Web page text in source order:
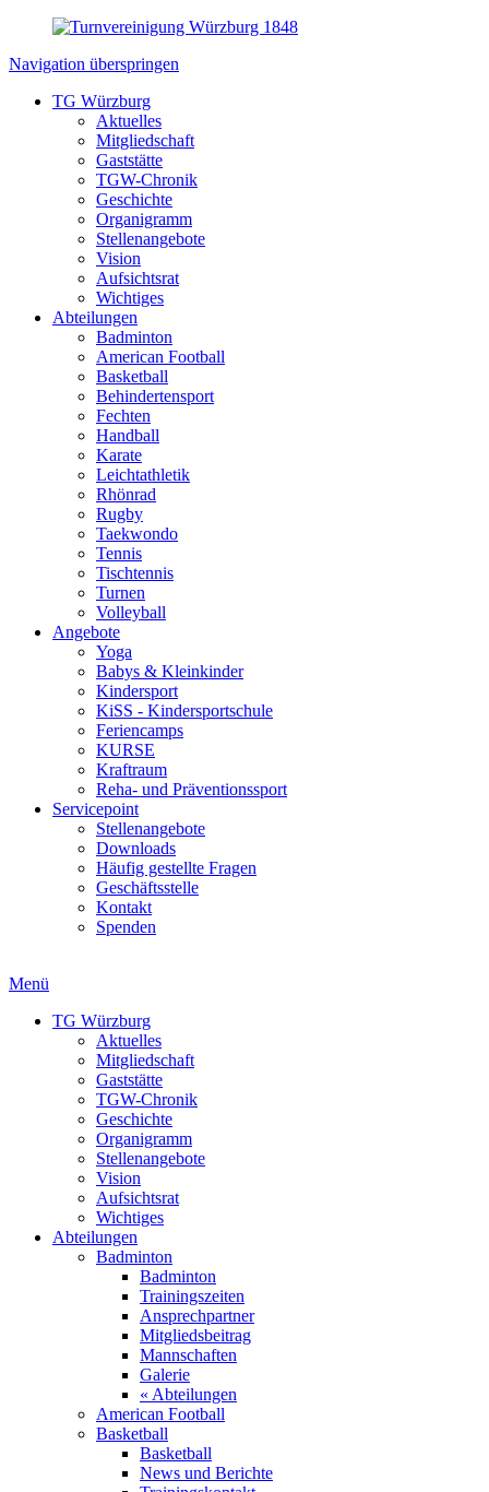
Navigation überspringen
TG Würzburg
Aktuelles
Mitgliedschaft
Gaststätte
TGW-Chronik
Geschichte
Organigramm
Stellenangebote
Vision
Aufsichtsrat
Wichtiges
Abteilungen
Badminton
American Football
Basketball
Behindertensport
Fechten
Handball
Karate
Leichtathletik
Rhönrad
Rugby
Taekwondo
Tennis
Tischtennis
Turnen
Volleyball
Angebote
Yoga
Babys & Kleinkinder
Kindersport
KiSS - Kindersportschule
Feriencamps
KURSE
Kraftraum
Reha- und Präventionssport
Servicepoint
Stellenangebote
Downloads
Häufig gestellte Fragen
Geschäftsstelle
Kontakt
Spenden
Menü
TG Würzburg
Aktuelles
Mitgliedschaft
Gaststätte
TGW-Chronik
Geschichte
Organigramm
Stellenangebote
Vision
Aufsichtsrat
Wichtiges
Abteilungen
Badminton
Badminton
Trainingszeiten
Ansprechpartner
Mitgliedsbeitrag
Mannschaften
Galerie
« Abteilungen
American Football
Basketball
Basketball
News und Berichte